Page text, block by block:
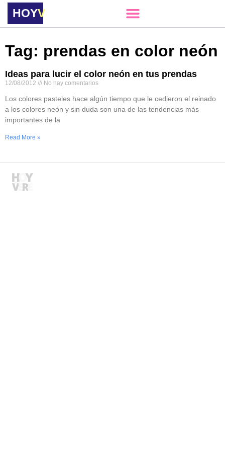
HOYVERE
Tag: prendas en color neón
Ideas para lucir el color neón en tus prendas
12/08/2012 No hay comentarios
Los colores pasteles hace algún tiempo que le cedieron el reinado
a los colores neón y sin duda son una de las tendencias más
importantes de la
Read More »